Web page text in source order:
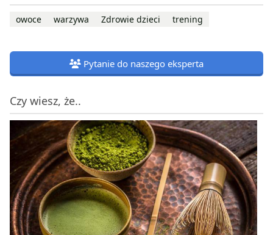
owoce warzywa Zdrowie dzieci trening
Pytanie do naszego eksperta
Czy wiesz, że..